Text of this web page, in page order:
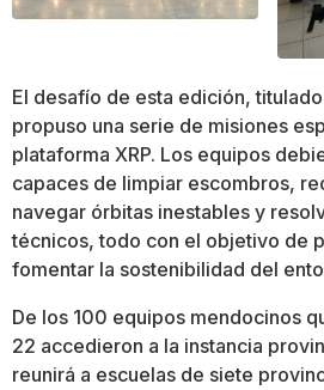
El desafío de esta edición, titulado
propuso una serie de misiones
plataforma XRP. Los equipos
capaces de limpiar escombros,
navegar órbitas inestables y
técnicos, todo con el objetivo de
fomentar la sostenibilidad del
De los 100 equipos mendocinos
22 accedieron a la instancia
reunirá a escuelas de siete